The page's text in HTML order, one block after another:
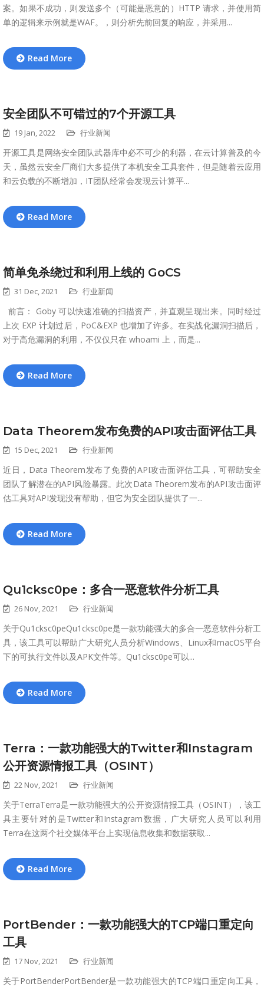
案。如果不成功，则发送多个（可能是恶意的）HTTP 请求，并使用简
单的逻辑来示例就是WAF。，则分析先前回复的响应，并采用...
Read More
安全团队不可错过的7个开源工具
19 Jan, 2022 行业新闻
开源工具是网络安全团队武器库中必不可少的利器，在云计算普及的今
天，虽然云安全厂商们大多提供了本机安全工具套件，但是随着云应用
和云负载的不断增加，IT团队经常会发现云计算平...
Read More
简单免杀绕过和利用上线的 GoCS
31 Dec, 2021 行业新闻
前言： Goby 可以快速准确的扫描资产，并直观呈现出来。同时经过
上次 EXP 计划过后，PoC&EXP 也增加了许多。在实战化漏洞扫描后，
对于高危漏洞的利用，不仅仅只在 whoami 上，而是...
Read More
Data Theorem发布免费的API攻击面评估工具
15 Dec, 2021 行业新闻
近日，Data Theorem发布了免费的API攻击面评估工具，可帮助安全
团队了解潜在的API风险暴露。此次Data Theorem发布的API攻击面评
估工具对API发现没有帮助，但它为安全团队提供了一...
Read More
Qu1cksc0pe：多合一恶意软件分析工具
26 Nov, 2021 行业新闻
关于Qu1cksc0peQu1cksc0pe是一款功能强大的多合一恶意软件分析工
具，该工具可以帮助广大研究人员分析Windows、Linux和macOS平台
下的可执行文件以及APK文件等。Qu1cksc0pe可以...
Read More
Terra：一款功能强大的Twitter和Instagram
公开资源情报工具（OSINT）
22 Nov, 2021 行业新闻
关于TerraTerra是一款功能强大的公开资源情报工具（OSINT），该工
具主要针对的是Twitter和Instagram数据，广大研究人员可以利用
Terra在这两个社交媒体平台上实现信息收集和数据获取...
Read More
PortBender：一款功能强大的TCP端口重定向
工具
17 Nov, 2021 行业新闻
关于PortBenderPortBender是一款功能强大的TCP端口重定向工具，